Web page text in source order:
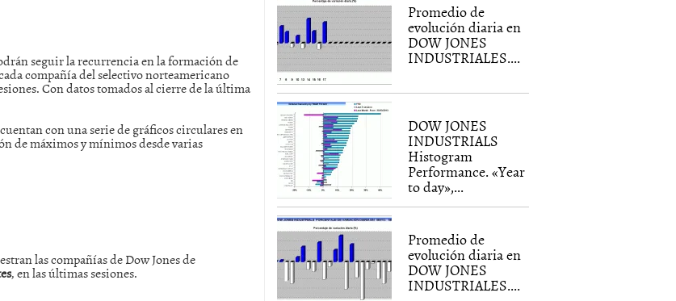
24, 2013
Aún con recorrido a la baja para
si se podría apostar por un
seguir la recurrencia en la formación de
compañía del selectivo norteamericano
Con datos tomados al cierre de la última
con una serie de gráficos circulares en
de máximos y mínimos desde varias
las compañías de Dow Jones de
, en las últimas sesiones.
Promedio de
evolución diaria en
DOW JONES
INDUSTRIALES....
DOW JONES
INDUSTRIALS
Histogram
Performance. «Year
to day»,...
Promedio de
evolución diaria en
DOW JONES
INDUSTRIALES....